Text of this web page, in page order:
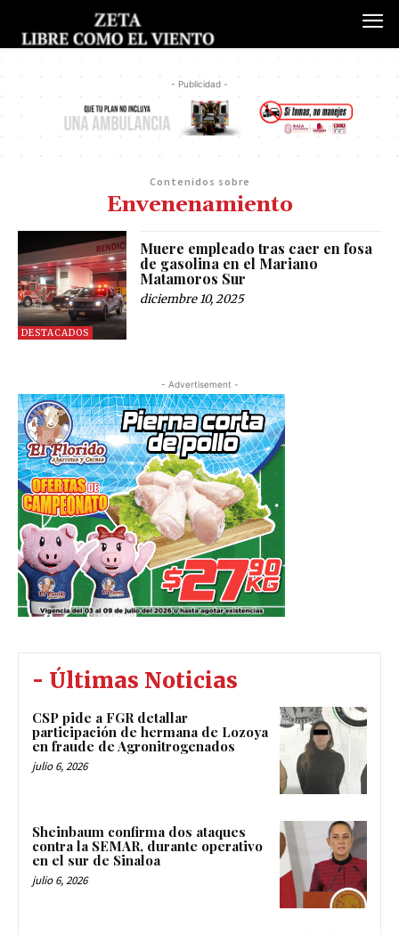
- Publicidad -
Contenidos sobre
Envenenamiento
DESTACADOS
Muere empleado tras caer en fosa
de gasolina en el Mariano
Matamoros Sur
diciembre 10, 2025
- Advertisement -
- Últimas Noticias
CSP pide a FGR detallar
participación de hermana de Lozoya
en fraude de Agronitrogenados
julio 6, 2026
Sheinbaum confirma dos ataques
contra la SEMAR, durante operativo
en el sur de Sinaloa
julio 6, 2026